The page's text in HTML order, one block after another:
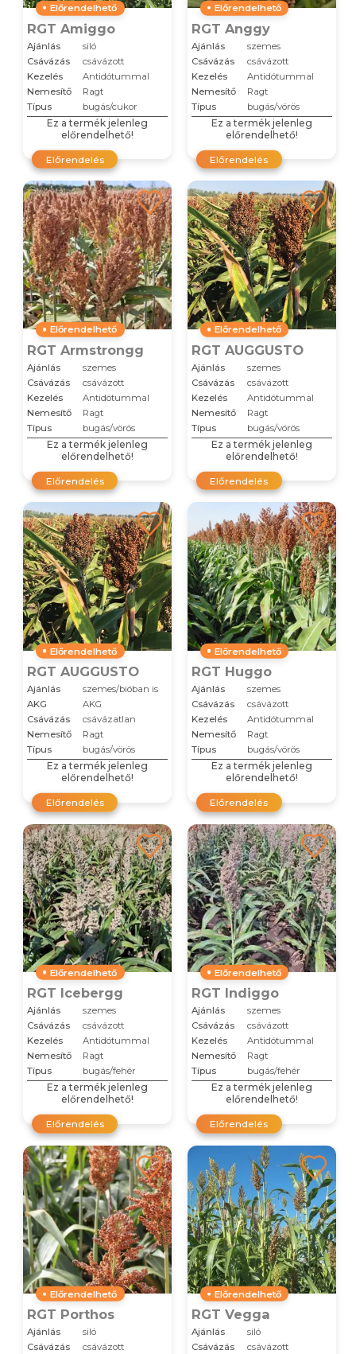
Előrendelhető
RGT Amiggo
Ajánlás
siló
Csávázás
csávázott
Kezelés
Antidótummal
Nemesítő
Ragt
Típus
bugás/cukor
Ez a termék jelenleg
előrendelhető!
Előrendelés
Előrendelhető
RGT Anggy
Ajánlás
szemes
Csávázás
csávázott
Kezelés
Antidótummal
Nemesítő
Ragt
Típus
bugás/vörös
Ez a termék jelenleg
előrendelhető!
Előrendelés
Előrendelhető
RGT Armstrongg
Ajánlás
szemes
Csávázás
csávázott
Kezelés
Antidótummal
Nemesítő
Ragt
Típus
bugás/vörös
Ez a termék jelenleg
előrendelhető!
Előrendelés
Előrendelhető
RGT AUGGUSTO
Ajánlás
szemes
Csávázás
csávázott
Kezelés
Antidótummal
Nemesítő
Ragt
Típus
bugás/vörös
Ez a termék jelenleg
előrendelhető!
Előrendelés
Előrendelhető
RGT AUGGUSTO
Ajánlás
szemes/bióban is
AKG
AKG
Csávázás
csávázatlan
Nemesítő
Ragt
Típus
bugás/vörös
Ez a termék jelenleg
előrendelhető!
Előrendelés
Előrendelhető
RGT Huggo
Ajánlás
szemes
Csávázás
csávázott
Kezelés
Antidótummal
Nemesítő
Ragt
Típus
bugás/vörös
Ez a termék jelenleg
előrendelhető!
Előrendelés
Előrendelhető
RGT Icebergg
Ajánlás
szemes
Csávázás
csávázott
Kezelés
Antidótummal
Nemesítő
Ragt
Típus
bugás/fehér
Ez a termék jelenleg
előrendelhető!
Előrendelés
Előrendelhető
RGT Indiggo
Ajánlás
szemes
Csávázás
csávázott
Kezelés
Antidótummal
Nemesítő
Ragt
Típus
bugás/fehér
Ez a termék jelenleg
előrendelhető!
Előrendelés
Előrendelhető
RGT Porthos
Ajánlás
siló
Csávázás
csávázott
Előrendelhető
RGT Vegga
Ajánlás
siló
Csávázás
csávázott